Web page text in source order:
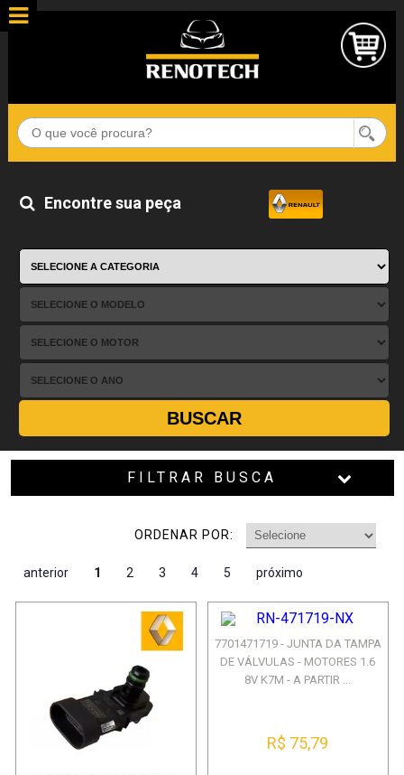
Encontre sua peça
BUSCAR
FILTRAR BUSCA
ORDENAR POR:
anterior 1 2 3 4 5 próximo
7701471719 - JUNTA DA TAMPA
DE VÁLVULAS - MOTORES 1.6
8V K7M - A PARTIR ...
R$ 75,79